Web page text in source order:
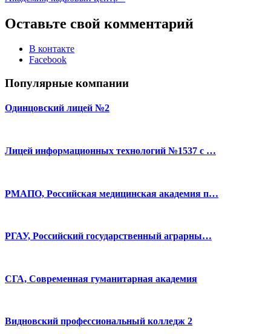
Оставьте свой комментарий
В контакте
Facebook
Популярные компании
Одинцовский лицей №2
Лицей информационных технологий №1537 с …
РМАПО, Российская медицинская академия п…
РГАУ, Российский государственный аграрны…
СГА, Современная гуманитарная академия
Видновский профессиональный колледж 2